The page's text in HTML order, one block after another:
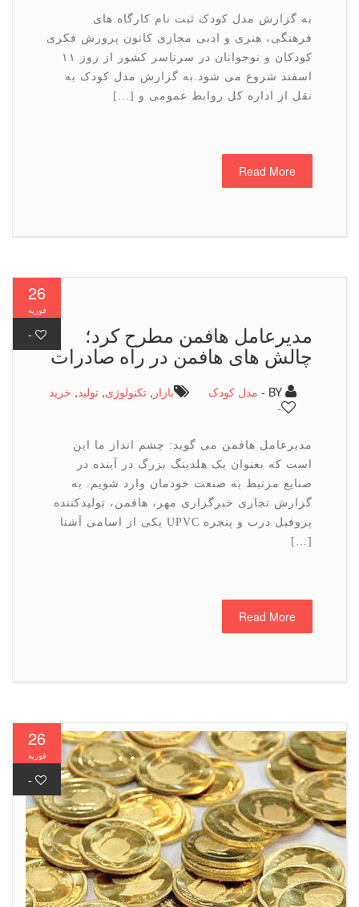
به گزارش مدل کودک ثبت نام کارگاه های
فرهنگی، هنری و ادبی مجازی کانون پرورش فکری
کودکان و نوجوانان در سرتاسر کشور از روز ۱۱
اسفند شروع می شود.به گزارش مدل کودک به
نقل از اداره کل روابط عمومی و […]
Read More
مدیرعامل هافمن مطرح كرد؛
چالش های هافمن در راه صادرات
مدل کودک بازار ,تكنولوژی,تولید,خرید
مدیرعامل هافمن می گوید: چشم انداز ما این
است که بعنوان یک هلدینگ بزرگ در آینده در
صنایع مرتبط به صنعت خودمان وارد شویم. به
گزارش تجاری خبرگزاری مهر، هافمن، تولیدکننده
پروفیل درب و پنجره UPVC یکی از اسامی آشنا
Read More
26
فوریه
-